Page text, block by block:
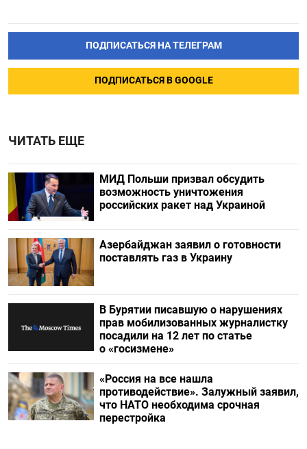
ПОДПИСАТЬСЯ НА ТЕЛЕГРАМ
ПОДПИСАТЬСЯ В GOOGLE
ЧИТАТЬ ЕЩЕ
МИД Польши призвал обсудить
возможность уничтожения
российских ракет над Украиной
Азербайджан заявил о готовности
поставлять газ в Украину
В Бурятии писавшую о нарушениях
прав мобилизованных журналистку
посадили на 12 лет по статье
о «госизмене»
«Россия на все нашла
противодействие». Залужный заявил,
что НАТО необходима срочная
перестройка